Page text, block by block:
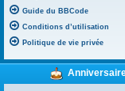
Guide du BBCode
Conditions d’utilisation
Politique de vie privée